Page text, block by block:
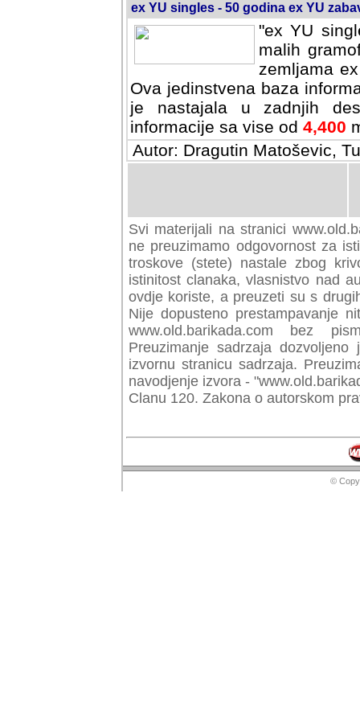
ex YU singles - 50 godina ex YU
"ex YU
malih
zemljama
Ova jedinstvena baza
je nastajala u zadnjih
informacije sa vise od 4,400
Autor: Dragutin Matoševic,
Svi materijali na stranici
preuzimamo odgovornost za
troskove (stete) nastale zbog
istinitost clanaka, vlasnistvo nad
ovdje koriste, a preuzeti su s
Nije dopusteno prestampavanje
www.old.barikada.com bez
Preuzimanje sadrzaja
izvornu stranicu sadrzaja.
navodjenje izvora -
Clanu 120. Zakona o autorskom
©